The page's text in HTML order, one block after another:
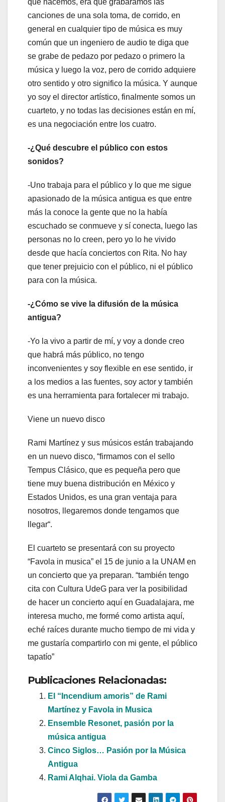
que hacemos, era que grabáramos las
canciones de una sola toma, de corrido, en
general en cualquier tipo de música es muy
común que un ingeniero de audio te diga que
se grabe de pedazo por pedazo o primero la
música y luego la voz, pero de corrido adquiere
otro sentido y otro significo la música. Y aunque
yo soy el director artístico, finalmente somos un
cuarteto, y no todas las decisiones están en mí,
es una negociación entre los cuatro.
-¿Qué descubre el público con estos
sonidos?
-Uno trabaja para el público y lo que me sigue
apasionado de la música antigua es que entre
más la conoce la gente que no la había
escuchado se conmueve y sí conecta, luego las
personas no lo creen, pero yo lo he vivido
desde que hacía conciertos con Rita. No hay
que tener prejuicio con el público, ni el público
para con la música.
-¿Cómo se vive la difusión de la música
antigua?
-Yo la vivo a partir de mí, y voy a donde creo
que habrá más público, no tengo
inconvenientes y soy flexible en ese sentido, ir
a los medios a las fuentes, soy actor y también
es una herramienta para fortalecer mi trabajo.
Viene un nuevo disco
Rami Martínez y sus músicos están trabajando
en un nuevo disco, “firmamos con el sello
Tempus Clásico, que es pequeña pero que
tiene muy buena distribución en México y
Estados Unidos, es una gran ventaja para
nosotros, llegaremos donde tengamos que
llegar“.
El cuarteto se presentará con su proyecto
“Favola in musica” el 15 de junio a la UNAM en
un concierto que ya preparan. “también tengo
cita con Cultura UdeG para ver la posibilidad
de hacer un concierto aquí en Guadalajara, me
interesa mucho, me formé como artista aquí,
eché raíces durante mucho tiempo de mi vida y
me gustaría compartirlo con mi gente, el público
tapatío”
Publicaciones Relacionadas:
El “Incendium amoris” de Rami
Martínez y Favola in Musica
Ensemble Resonet, pasión por la
música antigua
Cinco Siglos… Pasión por la Música
Antigua
Rami Alqhai. Viola da Gamba